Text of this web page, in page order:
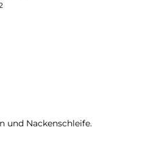
und Nackenschleife.